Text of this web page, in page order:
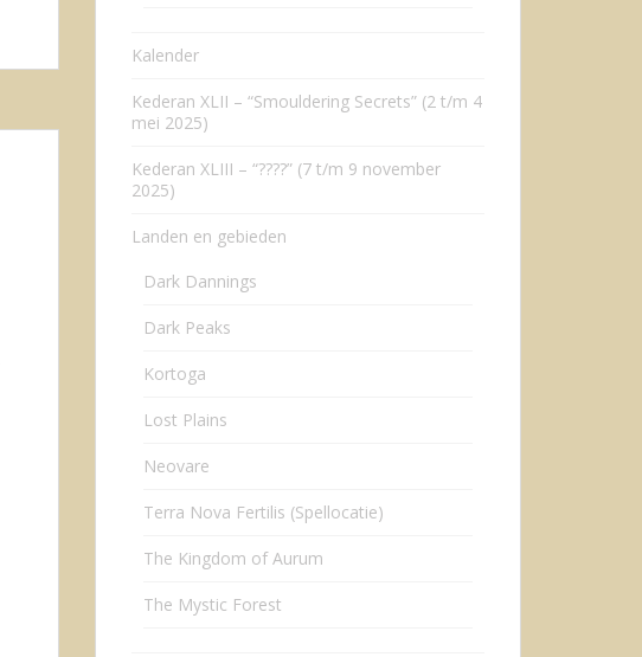
Kalender
Kederan XLII – “Smouldering Secrets” (2 t/m 4
mei 2025)
Kederan XLIII – “????” (7 t/m 9 november
2025)
Landen en gebieden
Dark Dannings
Dark Peaks
Kortoga
Lost Plains
Neovare
Terra Nova Fertilis (Spellocatie)
The Kingdom of Aurum
The Mystic Forest